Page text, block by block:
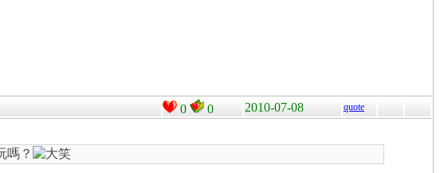
0 0 2010-07-08 quote
嗎？